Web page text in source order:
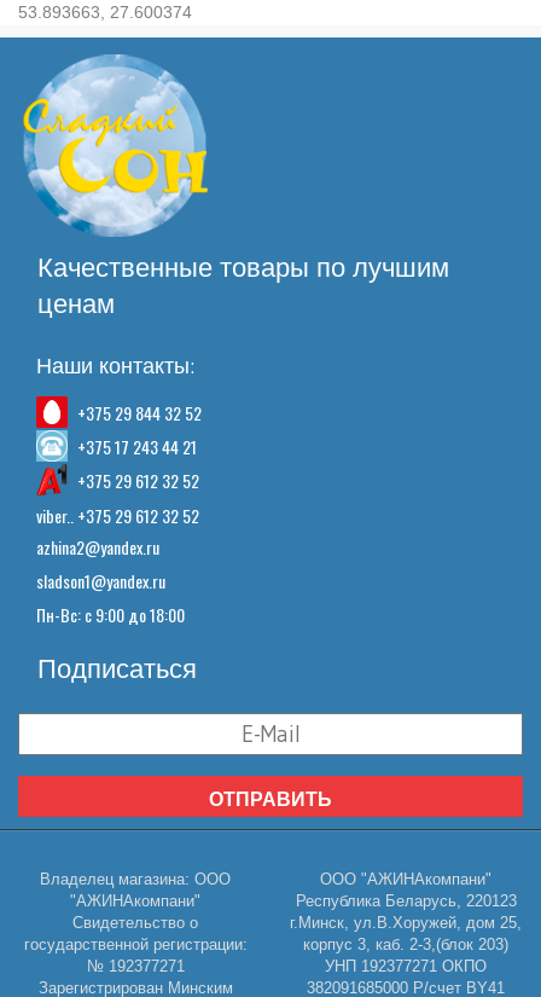
53.893663, 27.600374
Качественные товары по лучшим
ценам
Наши контакты:
+375 29 844 32 52
+375 17 243 44 21
+375 29 612 32 52
viber.. +375 29 612 32 52
azhina2@yandex.ru
sladson1@yandex.ru
Пн-Вс: с 9:00 до 18:00
Подписаться
ОТПРАВИТЬ
Владелец магазина: ООО
"АЖИНАкомпани"
Свидетельство о
государственной регистрации:
№ 192377271
Зарегистрирован Минским
ООО "АЖИНАкомпани"
Республика Беларусь, 220123
г.Минск, ул.В.Хоружей, дом 25,
корпус 3, каб. 2-3,(блок 203)
УНП 192377271 ОКПО
382091685000 Р/счет BY41